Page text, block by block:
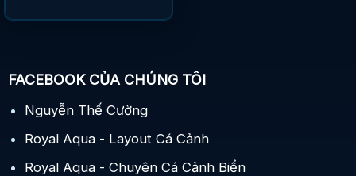
FACEBOOK CỦA CHÚNG TÔI
Nguyễn Thế Cường
Royal Aqua - Layout Cá Cảnh
Royal Aqua - Chuyên Cá Cảnh Biển